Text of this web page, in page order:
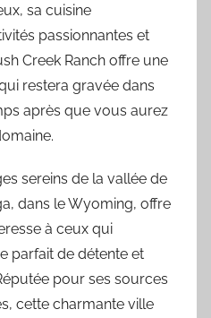
sa cuisine
passionnantes et
Creek Ranch offre une
restera gravée dans
après que vous aurez
sereins de la vallée de
dans le Wyoming, offre
à ceux qui
parfait de détente et
pour ses sources
cette charmante ville